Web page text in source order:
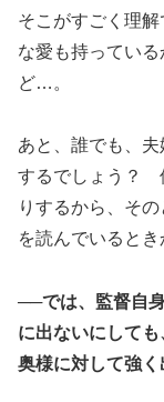
そこがすごく理
な愛も持ってい
ど…。
あと、誰でも、
するでしょう？
りするから、そ
を読んでいるとき
──では、監督自
に出ないにしても
奥様に対して強